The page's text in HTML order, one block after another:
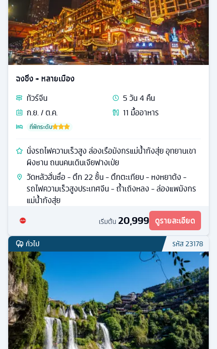
ฉงชิ่ง + หลายเมือง
ทัวร์จีน 5วัน4 คืน
ก.ย. / ต.ค.
11 มื้ออาหาร
ที่พักระดับ
นั่งรถไฟความเร็วสูง ล่องเรือมังกรแม่น้ำก้งสุ่ย อุทยานเขา
ผิงซาน ถนนคนเดินเจียฟางเป่ย
วัดหลัวฮั่นซื่อ - ตึก 22 ชั้น - ตึกตะเกียบ - หงหยาต้ง -
รถไฟความเร็วสูงประเทศจีน - ถ้ำเถิงหลง - ล่องแพมังกร
แม่น้ำก้งสุ่ย
เริ่มต้น 20,999 ดูรายละเอียด
ทั่วไป รหัส23178